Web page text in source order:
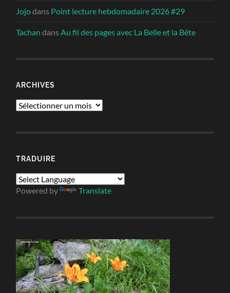
Jojodans Point lecture hebdomadaire 2026 #29
Tachan dansAu fil des pages avec La Belle et la Bête
ARCHIVES
Archives
TRADUIRE
Powered by Translate